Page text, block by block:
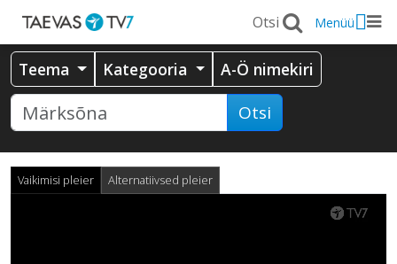
Menüü
Teema Kategooria A-Ö nimekiri
Otsi
Vaikimisi pleier Alternatiivsed pleier